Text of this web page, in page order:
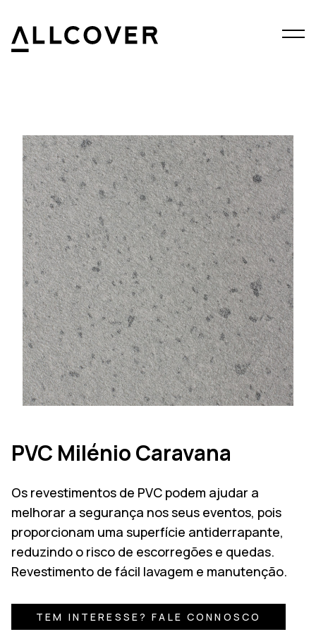
Menu
PVC Milénio Caravana
Os revestimentos de PVC podem ajudar a
melhorar a segurança nos seus eventos, pois
proporcionam uma superfície antiderrapante,
reduzindo o risco de escorregões e quedas.
Revestimento de fácil lavagem e manutenção.
TEM INTERESSE? FALE CONNOSCO